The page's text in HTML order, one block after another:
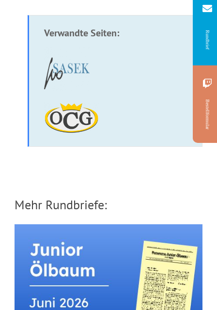
Verwandte Seiten:
Mehr Rundbriefe:
Rundbrief
Bestellformular